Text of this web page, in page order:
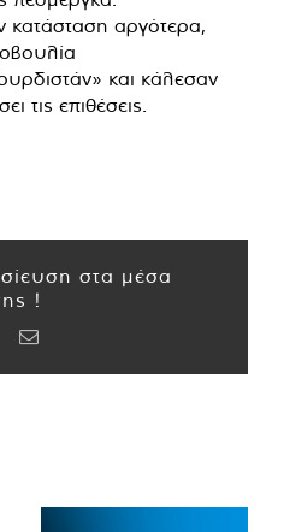
κατάσταση αργότερα,
και κάλεσαν
τις επιθέσεις.
στα μέσα
!
TumblrEmail